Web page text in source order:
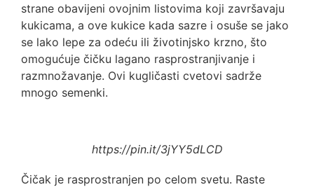
strane obavijeni ovojnim listovima koji završavaju
kukicama, a ove kukice kada sazre i osuše se jako
se lako lepe za odeću ili životinjsko krzno, što
omogućuje čičku lagano rasprostranjivanje i
razmnožavanje. Ovi kugličasti cvetovi sadrže
mnogo semenki.
https://pin.it/3jYY5dLCD
Čičak je rasprostranjen po celom svetu. Raste